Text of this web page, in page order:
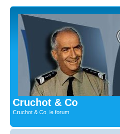
Cruchot & Co
Cruchot & Co, le forum